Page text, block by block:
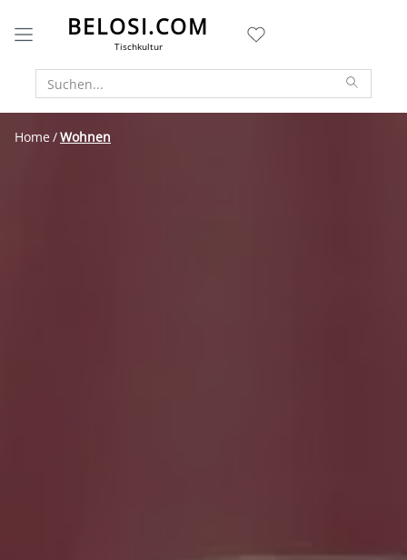
BELOSI.COM
Tischkultur
Home Wohnen